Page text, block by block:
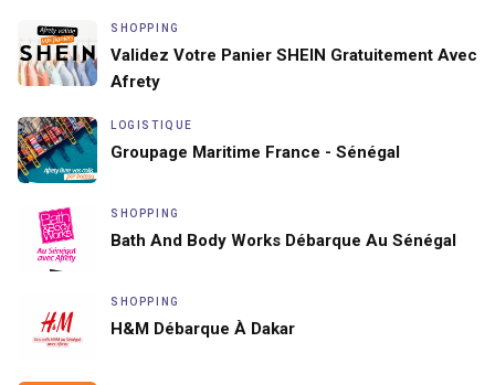
SHOPPING
Validez Votre Panier SHEIN Gratuitement Avec
Afrety
LOGISTIQUE
Groupage Maritime France - Sénégal
SHOPPING
Bath And Body Works Débarque Au Sénégal
SHOPPING
H&M Débarque À Dakar